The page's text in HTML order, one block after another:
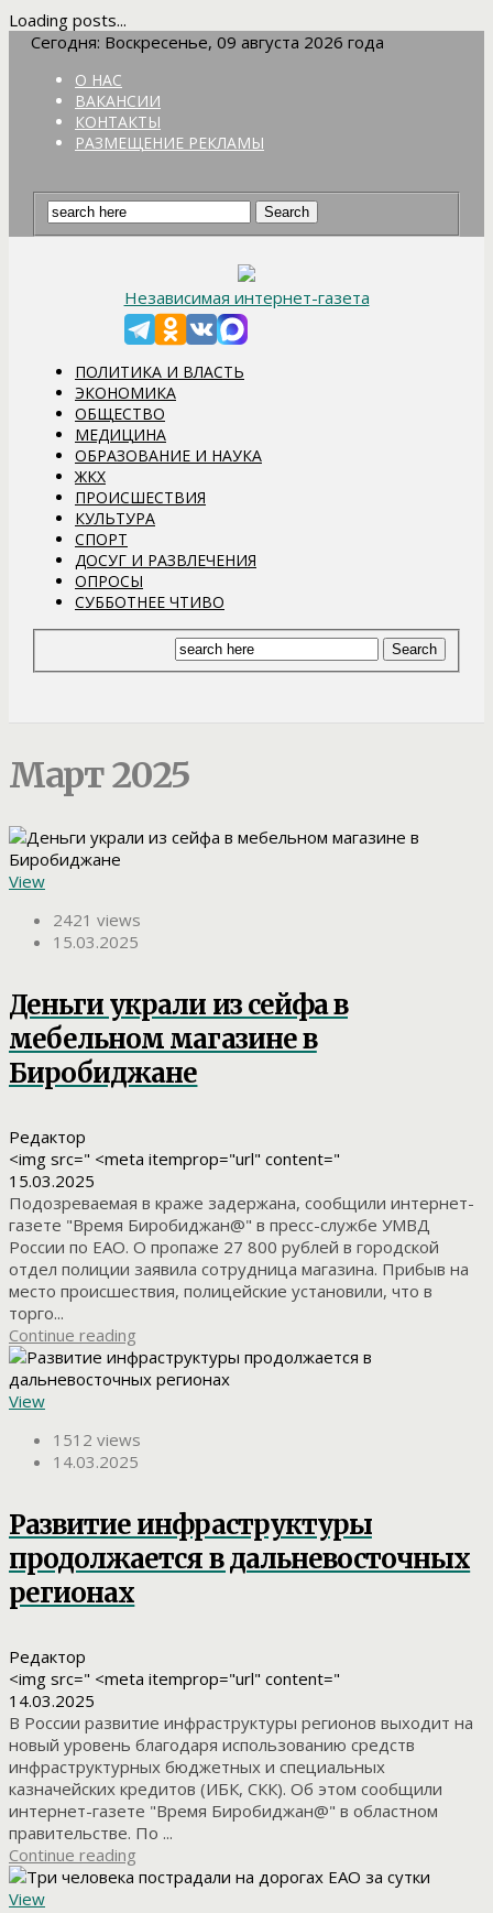
Loading posts...
Сегодня: Воскресенье, 09 августа 2026 года
О НАС
ВАКАНСИИ
КОНТАКТЫ
РАЗМЕЩЕНИЕ РЕКЛАМЫ
Независимая интернет-газета
ПОЛИТИКА И ВЛАСТЬ
ЭКОНОМИКА
ОБЩЕСТВО
МЕДИЦИНА
ОБРАЗОВАНИЕ И НАУКА
ЖКХ
ПРОИСШЕСТВИЯ
КУЛЬТУРА
СПОРТ
ДОСУГ И РАЗВЛЕЧЕНИЯ
ОПРОСЫ
СУББОТНЕЕ ЧТИВО
Март 2025
View
2421 views
15.03.2025
Деньги украли из сейфа в
мебельном магазине в
Биробиджане
Редактор
<img src=" <meta itemprop="url" content="
15.03.2025
Подозреваемая в краже задержана, сообщили интернет-
газете "Время Биробиджан@" в пресс-службе УМВД
России по ЕАО. О пропаже 27 800 рублей в городской
отдел полиции заявила сотрудница магазина. Прибыв на
место происшествия, полицейские установили, что в
торго...
Continue reading
View
1512 views
14.03.2025
Развитие инфраструктуры
продолжается в дальневосточных
регионах
Редактор
<img src=" <meta itemprop="url" content="
14.03.2025
В России развитие инфраструктуры регионов выходит на
новый уровень благодаря использованию средств
инфраструктурных бюджетных и специальных
казначейских кредитов (ИБК, СКК). Об этом сообщили
интернет-газете "Время Биробиджан@" в областном
правительстве. По ...
Continue reading
View